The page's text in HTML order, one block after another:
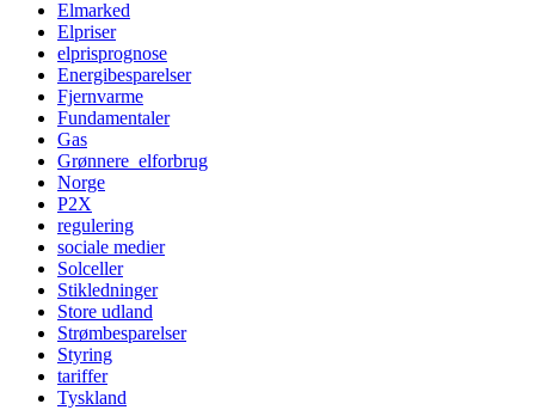
Elmarked
Elpriser
elprisprognose
Energibesparelser
Fjernvarme
Fundamentaler
Gas
Grønnere_elforbrug
Norge
P2X
regulering
sociale medier
Solceller
Stikledninger
Store udland
Strømbesparelser
Styring
tariffer
Tyskland